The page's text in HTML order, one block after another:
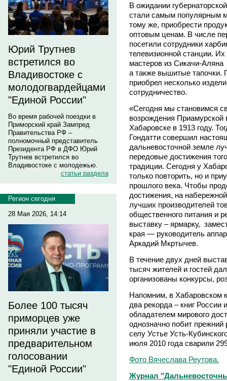
Юрий Трутнев
встретился во
Владивостоке с
молодогвардейцами
"Единой России"
Во время рабочей поездки в
Приморский край Зампред
Правительства РФ –
полномочный представитель
Президента РФ в ДФО Юрий
Трутнев встретился во
Владивостоке с молодежью.
статьи раздела
Регион сегодня
28 Мая 2026, 14:14
Более 100 тысяч
приморцев уже
приняли участие в
предварительном
голосовании
"Единой России"
В ожидании
стали самым популярным
тому же, приобрести
оптовым ценам. В числе
посетили сотрудники
телевизионной станции.
мастеров из Сикачи-
а также вышитые тапочки.
приобрел несколько
сотрудничество.
«Сегодня мы становимся
возрождения Приамурской
Хабаровске в 1913 году.
Гондатти совершил
дальневосточной земле
передовые достижения
традиции. Сегодня у
только повторить, но и
прошлого века. Чтобы
достижения, на
лучших производителей
общественного питания и
выставку – ярмарку,
края — руководитель
Аркадий Мкртычев.
В течение двух дней
тысяч жителей и гостей
организованы конкурсы,
Напомним, в Хабаровском
два рекорда – книг России
обладателем мирового
однозначно побит
селу Устье Усть-
июля 2010 года сварили
Фото Вячеслава Реутова.
Журнал